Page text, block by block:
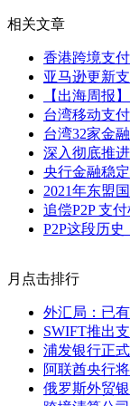
相关文章
香港跨境支
亚马逊更新
【出海周报
台湾移动支
台湾32家金
深入彻底推
央行金融稳
2021年东盟
追偿P2P 支
P2P这段历
月点击排行
外汇局：已
SWIFT推出
浦发银行正
阿联酋央行
俄罗斯外贸